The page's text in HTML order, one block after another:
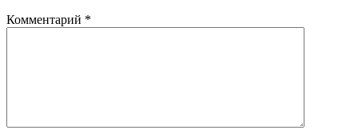
Комментарий *